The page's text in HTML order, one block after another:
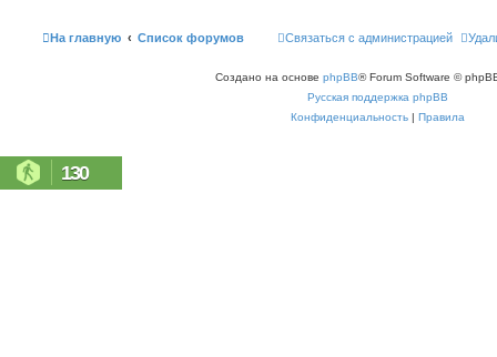
На главную Список форумов Связаться с администрацией
Создано на основе phpBB® Forum Software ©
Русская поддержка phpBB
Конфиденциальность | Правила
130